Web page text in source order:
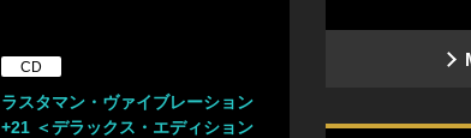
CD
ラスタマン・ヴァイブレーション
+21 ＜デラックス・エディション